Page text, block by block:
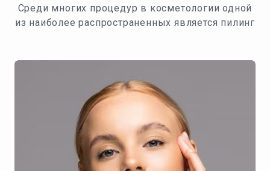
Среди многих процедур в косметологии одной
из наиболее распространенных является пилинг